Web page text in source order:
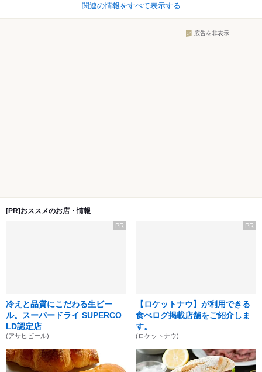
関連の情報をすべて表示する
広告を非表示
[PR]おススメのお店・情報
PR
冷えと品質にこだわる生ビー
ル。スーパードライ SUPERCO
LD認定店
(アサヒビール)
PR
【ロケットナウ】が利用できる
食べログ掲載店舗をご紹介しま
す。
(ロケットナウ)